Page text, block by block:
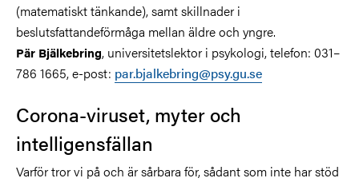
(matematiskt tänkande), samt skillnader i
beslutsfattandeförmåga mellan äldre och yngre.
Pär Bjälkebring, universitetslektor i psykologi, telefon: 031–
786 1665, e-post: par.bjalkebring@psy.gu.se
Corona-viruset, myter och
intelligensfällan
Varför tror vi på och är sårbara för, sådant som inte har stöd